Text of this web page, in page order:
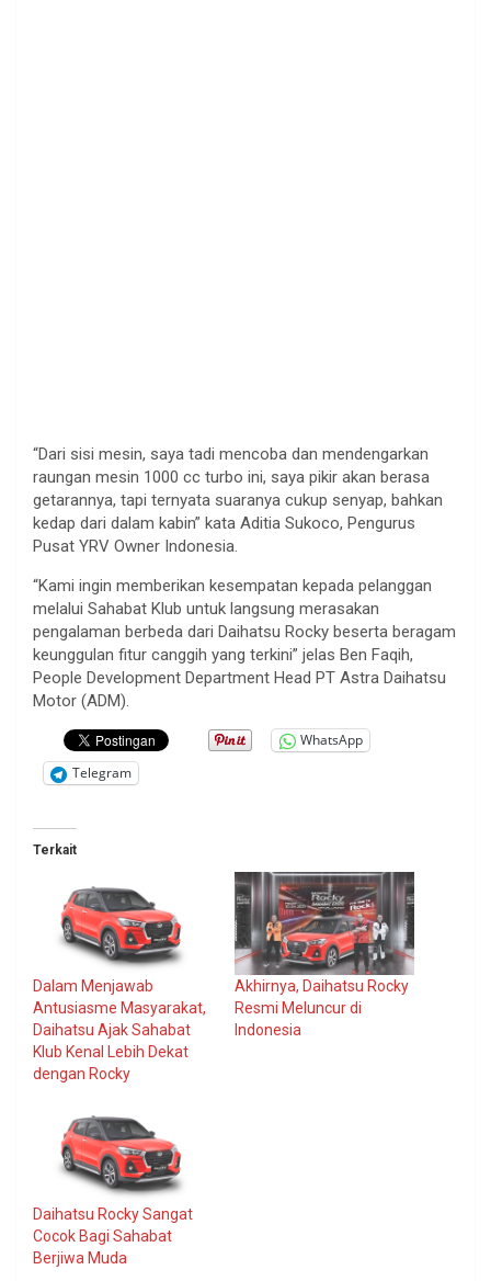
“Dari sisi mesin, saya tadi mencoba dan mendengarkan
raungan mesin 1000 cc turbo ini, saya pikir akan berasa
getarannya, tapi ternyata suaranya cukup senyap, bahkan
kedap dari dalam kabin” kata Aditia Sukoco, Pengurus
Pusat YRV Owner Indonesia.
“Kami ingin memberikan kesempatan kepada pelanggan
melalui Sahabat Klub untuk langsung merasakan
pengalaman berbeda dari Daihatsu Rocky beserta beragam
keunggulan fitur canggih yang terkini” jelas Ben Faqih,
People Development Department Head PT Astra Daihatsu
Motor (ADM).
WhatsApp
Telegram
Terkait
Dalam Menjawab
Antusiasme Masyarakat,
Daihatsu Ajak Sahabat
Klub Kenal Lebih Dekat
dengan Rocky
Akhirnya, Daihatsu Rocky
Resmi Meluncur di
Indonesia
Daihatsu Rocky Sangat
Cocok Bagi Sahabat
Berjiwa Muda